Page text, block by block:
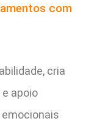
com
cria
apoio